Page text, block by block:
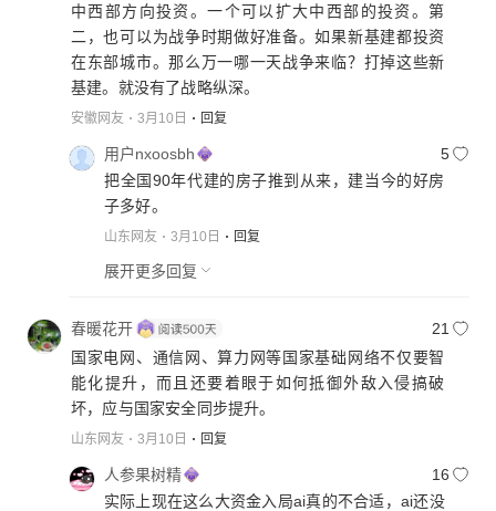
中西部方向投资。一个可以扩大中西部的投资。第
二，也可以为战争时期做好准备。如果新基建都投资
在东部城市。那么万一哪一天战争来临？打掉这些新
基建。就没有了战略纵深。
安徽网友 3月10日 回复
用户nxoosbh
5
把全国90年代建的房子推到从来，建当今的好房
子多好。
山东网友 3月10日 回复
展开更多回复
春暖花开
21
国家电网、通信网、算力网等国家基础网络不仅要智
能化提升，而且还要着眼于如何抵御外敌入侵搞破
坏，应与国家安全同步提升。
山东网友 3月10日 回复
人参果树精
16
实际上现在这么大资金入局ai真的不合适，ai还没